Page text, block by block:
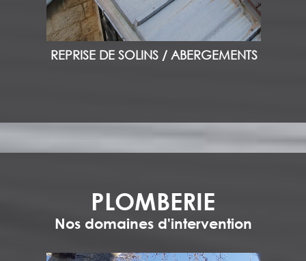
REPRISE DE SOLINS / ABERGEMENTS
PLOMBERIE
Nos domaines d'intervention